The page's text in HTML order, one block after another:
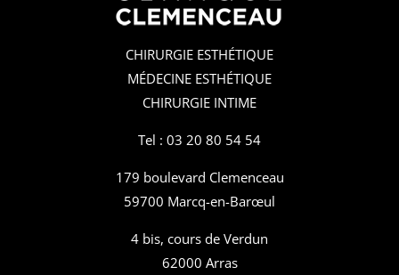
CHIRURGIE ESTHÉTIQUE
MÉDECINE ESTHÉTIQUE
CHIRURGIE INTIME
Tel : 03 20 80 54 54
179 boulevard Clemenceau
59700 Marcq-en-Barœul
4 bis, cours de Verdun
62000 Arras